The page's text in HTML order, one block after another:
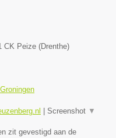
CK Peize (Drenthe)
Screenshot ▼
zit gevestigd aan de